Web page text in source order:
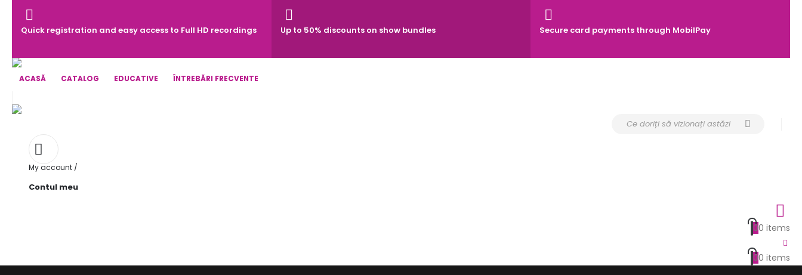
Quick registration and easy access to Full HD recordings Up to 50% discounts on show bundles Secure card payments through MobilPay
ACASĂ CATALOG EDUCATIVE ÎNTREBĂRI FRECVENTE
My account /
Contul meu
00 items
00 items